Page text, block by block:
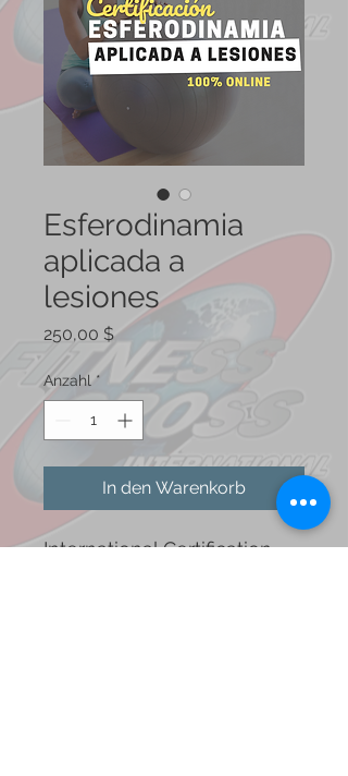
Esferodinamia
aplicada a
lesiones
250,00 $Preis
Anzahl *
In den Warenkorb
International Certification.